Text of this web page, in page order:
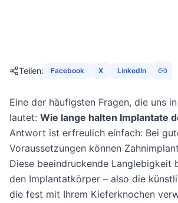
Teilen: Facebook X LinkedIn
Eine der häufigsten Fragen, die uns
lautet: Wie lange halten Implantate
Antwort ist erfreulich einfach: Bei
Voraussetzungen können
Diese beeindruckende Langlebigkeit
den Implantatkörper – also die
die fest mit Ihrem Kieferknochen